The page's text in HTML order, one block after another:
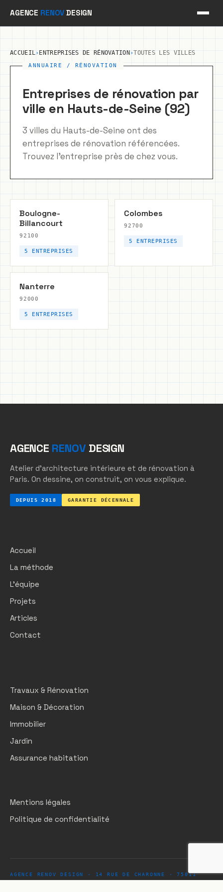
AGENCE RENOV DESIGN
ACCUEIL› ENTREPRISES DE RÉNOVATION ›TOUTES LES VILLES
Entreprises de rénovation par
ville en Hauts-de-Seine (92)
3 villes du Hauts-de-Seine ont des
entreprises de rénovation référencées.
Trouvez l'entreprise près de chez vous.
Boulogne-
Billancourt
92100
5 ENTREPRISES
Colombes
92700
5 ENTREPRISES
Nanterre
92000
5 ENTREPRISES
AGENCE RENOV DESIGN
Atelier d'architecture intérieure et de rénovation à
Paris. On dessine, on construit, on vous explique.
DEPUIS 2018 GARANTIE DÉCENNALE
Accueil
La méthode
L'équipe
Projets
Articles
Contact
Travaux & Rénovation
Maison & Décoration
Immobilier
Jardin
Assurance habitation
Mentions légales
Politique de confidentialité
AGENCE RENOV DESIGN · 14 RUE DE CHARONNE · 75011